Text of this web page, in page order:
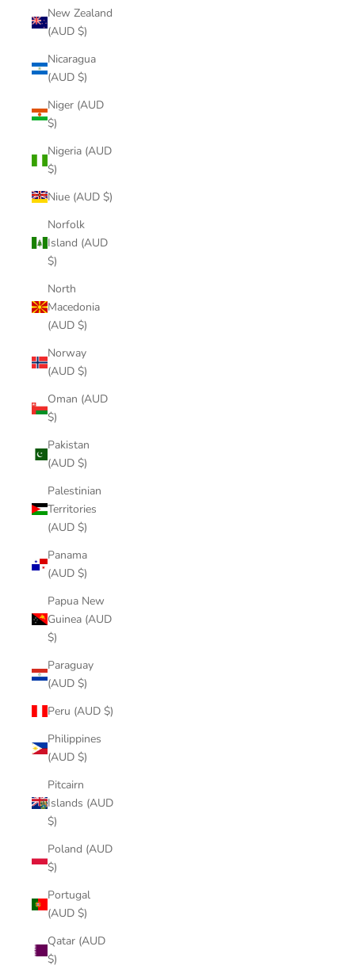
New Zealand
(AUD $)
Nicaragua
(AUD $)
Niger (AUD
$)
Nigeria (AUD
$)
Niue (AUD $)
Norfolk
Island (AUD
$)
North
Macedonia
(AUD $)
Norway
(AUD $)
Oman (AUD
$)
Pakistan
(AUD $)
Palestinian
Territories
(AUD $)
Panama
(AUD $)
Papua New
Guinea (AUD
$)
Paraguay
(AUD $)
Peru (AUD $)
Philippines
(AUD $)
Pitcairn
Islands (AUD
$)
Poland (AUD
$)
Portugal
(AUD $)
Qatar (AUD
$)